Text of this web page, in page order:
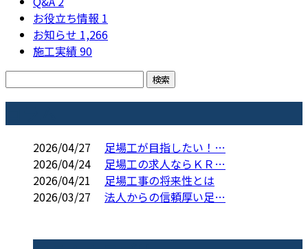
お役立ち情報 1
お知らせ 1,266
施工実績90
2026/04/27
足場工が目指したい！…
2026/04/24
足場工の求人ならＫＲ…
2026/04/21
足場工事の将来性とは
2026/03/27
法人からの信頼厚い足…